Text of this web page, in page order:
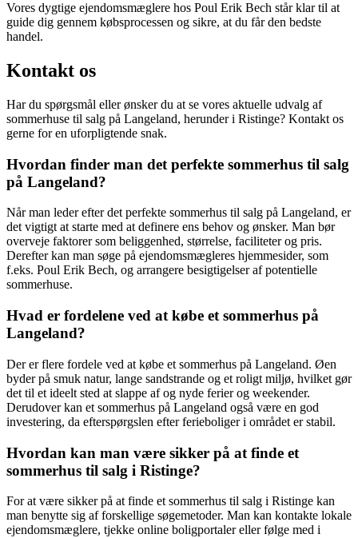
Vores dygtige ejendomsmæglere hos Poul Erik Bech står klar til at
guide dig gennem købsprocessen og sikre, at du får den bedste
handel.
Kontakt os
Har du spørgsmål eller ønsker du at se vores aktuelle udvalg af
sommerhuse til salg på Langeland, herunder i Ristinge? Kontakt os
gerne for en uforpligtende snak.
Hvordan finder man det perfekte sommerhus til salg
på Langeland?
Når man leder efter det perfekte sommerhus til salg på Langeland, er
det vigtigt at starte med at definere ens behov og ønsker. Man bør
overveje faktorer som beliggenhed, størrelse, faciliteter og pris.
Derefter kan man søge på ejendomsmægleres hjemmesider, som
f.eks. Poul Erik Bech, og arrangere besigtigelser af potentielle
sommerhuse.
Hvad er fordelene ved at købe et sommerhus på
Langeland?
Der er flere fordele ved at købe et sommerhus på Langeland. Øen
byder på smuk natur, lange sandstrande og et roligt miljø, hvilket gør
det til et ideelt sted at slappe af og nyde ferier og weekender.
Derudover kan et sommerhus på Langeland også være en god
investering, da efterspørgslen efter ferieboliger i området er stabil.
Hvordan kan man være sikker på at finde et
sommerhus til salg i Ristinge?
For at være sikker på at finde et sommerhus til salg i Ristinge kan
man benytte sig af forskellige søgemetoder. Man kan kontakte lokale
ejendomsmæglere, tjekke online boligportaler eller følge med i